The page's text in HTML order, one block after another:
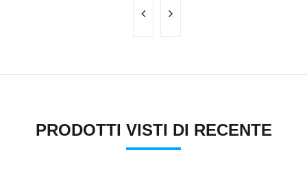
PRODOTTI VISTI DI RECENTE